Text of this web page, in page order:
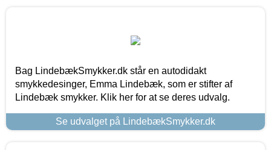
Bag LindebækSmykker.dk står en autodidakt
smykkedesinger, Emma Lindebæk, som er stifter af
Lindebæk smykker. Klik her for at se deres udvalg.
Se udvalget på LindebækSmykker.dk